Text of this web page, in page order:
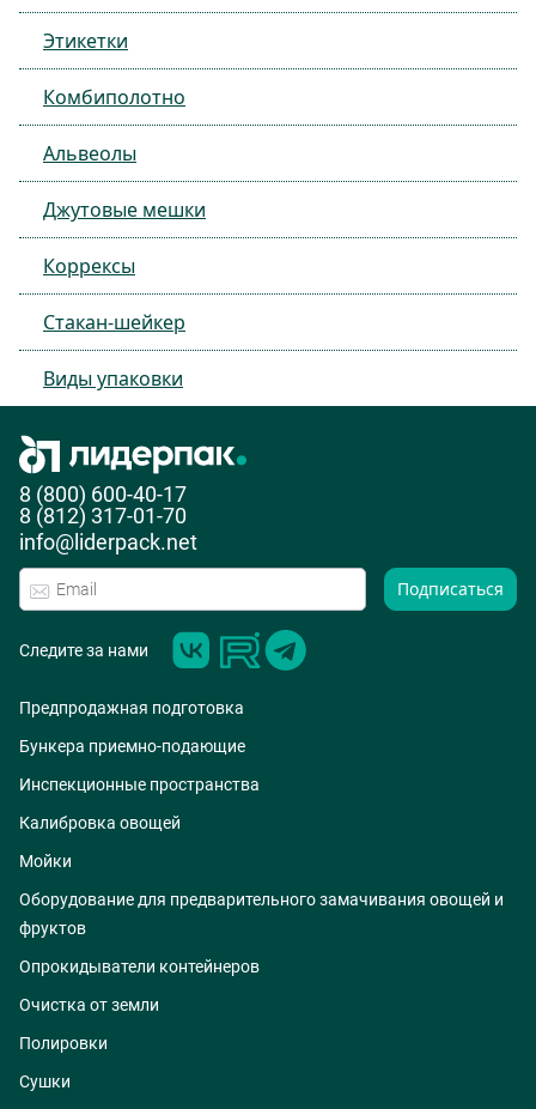
Этикетки
Комбиполотно
Альвеолы
Джутовые мешки
Коррексы
Стакан-шейкер
Виды упаковки
8 (800) 600-40-17
8 (812) 317-01-70
info@liderpack.net
Подписаться
Следите за нами
Предпродажная подготовка
Бункера приемно-подающие
Инспекционные пространства
Калибровка овощей
Мойки
Оборудование для предварительного замачивания овощей и
фруктов
Опрокидыватели контейнеров
Очистка от земли
Полировки
Сушки